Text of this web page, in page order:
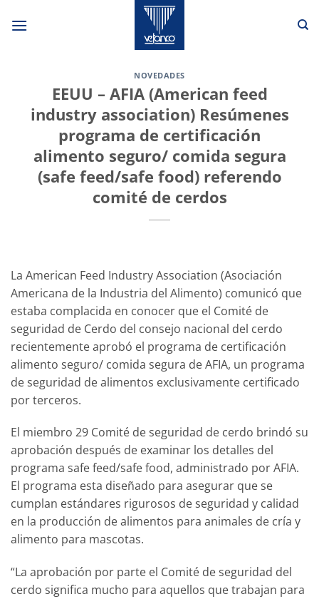
NOVEDADES
EEUU – AFIA (American feed
industry association) Resúmenes
programa de certificación
alimento seguro/ comida segura
(safe feed/safe food) referendo
comité de cerdos
La American Feed Industry Association (Asociación
Americana de la Industria del Alimento) comunicó que
estaba complacida en conocer que el Comité de
seguridad de Cerdo del consejo nacional del cerdo
recientemente aprobó el programa de certificación
alimento seguro/ comida segura de AFIA, un programa
de seguridad de alimentos exclusivamente certificado
por terceros.
El miembro 29 Comité de seguridad de cerdo brindó su
aprobación después de examinar los detalles del
programa safe feed/safe food, administrado por AFIA.
El programa esta diseñado para asegurar que se
cumplan estándares rigurosos de seguridad y calidad
en la producción de alimentos para animales de cría y
alimento para mascotas.
“La aprobación por parte el Comité de seguridad del
cerdo significa mucho para aquellos que trabajan para